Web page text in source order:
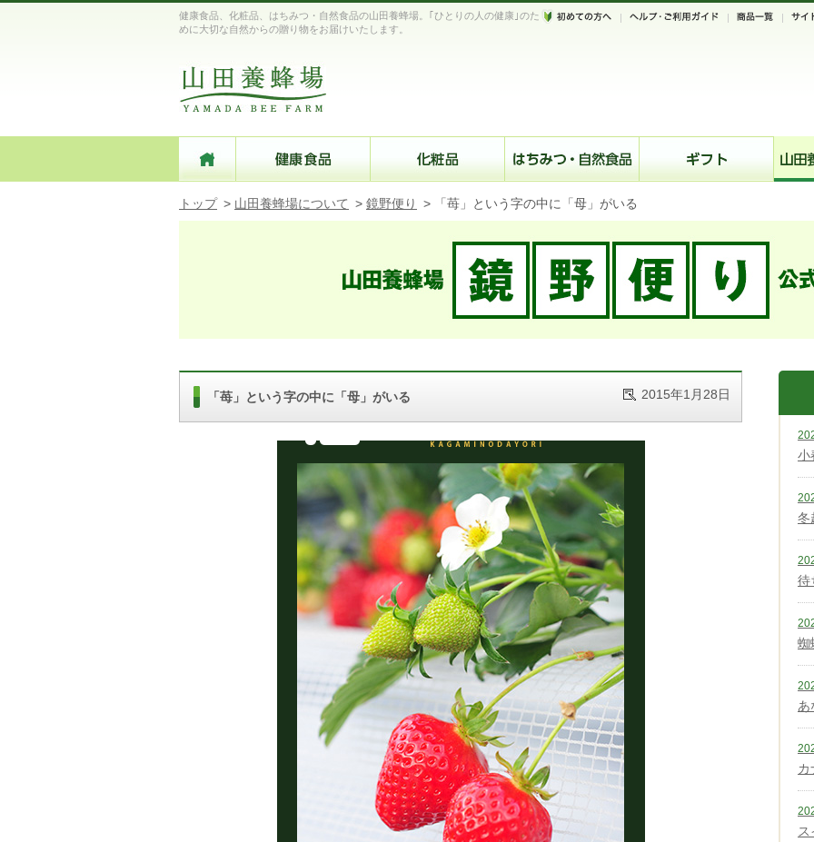
健康食品、化粧品、はちみつ・自然食品の山田養蜂場。｢ひとりの人の健康｣のた
めに大切な自然からの贈り物をお届けいたします。
トップ > 山田養蜂場について > 鏡野便り > 「苺」という字の中に「母」がいる
「苺」という字の中に「母」がいる 2015年1月28日
小
冬
待
蜘
あ
カ